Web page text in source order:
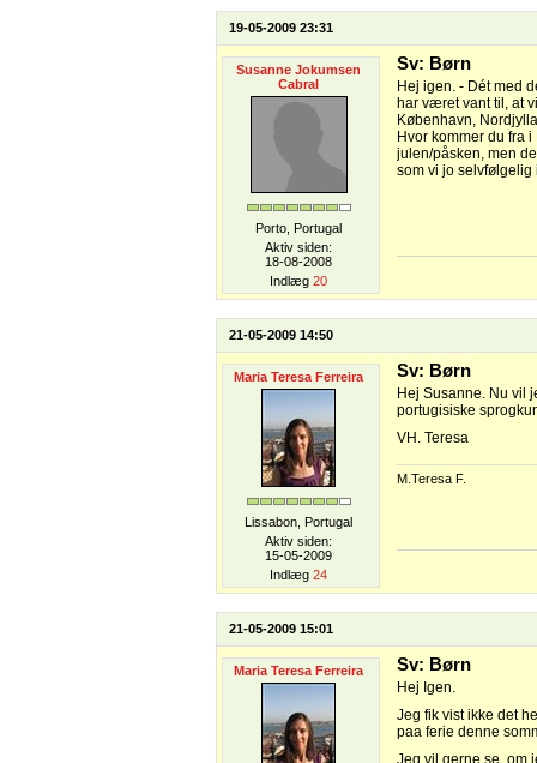
19-05-2009 23:31
Susanne Jokumsen
Cabral
Porto, Portugal
Aktiv siden:
18-08-2008
Indlæg 20
Sv: Børn
Hej igen. - Dét med
har været vant til, at
København,
Hvor kommer du fra
julen/påsken, men
som vi jo selvfølgelig
21-05-2009 14:50
Maria Teresa Ferreira
Lissabon, Portugal
Aktiv siden:
15-05-2009
Indlæg 24
Sv: Børn
Hej Susanne. Nu vil
portugisiske
VH. Teresa
M.Teresa F.
21-05-2009 15:01
Maria Teresa Ferreira Sv: Børn
Hej Igen.
Jeg fik vist ikke det
paa ferie denne
Jeg vil gerne se, om